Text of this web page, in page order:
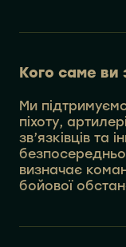
Кого саме ви
Ми
піхоту,
зв’язківців та
безпосередньо
визначає
бойової